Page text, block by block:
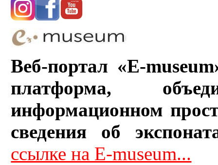
Веб-портал «E-
платформа,
информационном
сведения об
ссылке на E-museum...